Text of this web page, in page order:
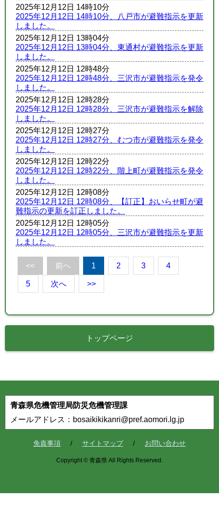
2025年12月12日 14時10分
2025年12月12日 14時10分、八戸市が避難指示を更新
しました。
2025年12月12日 13時04分
2025年12月12日 13時04分、東通村が避難指示を更新
しました。
2025年12月12日 12時48分
2025年12月12日 12時48分、三沢市が避難指示を発令
しました。
2025年12月12日 12時28分
2025年12月12日 12時28分、三沢市が避難指示を解除
しました。
2025年12月12日 12時27分
2025年12月12日 12時27分、むつ市が避難指示を発令
しました。
2025年12月12日 12時22分
2025年12月12日 12時22分、階上町が避難指示を発令
しました。
2025年12月12日 12時08分
2025年12月12日 12時08分、【訂正】おいらせ町が避
難指示の更新を訂正しました。
2025年12月12日 12時05分
2025年12月12日 12時05分、三沢市が避難指示を更新
しました。
<< 前へ 1 2 3 4
5 次へ >>
トップページ
青森県危機管理局防災危機管理課
メールアドレス：bosaikikikanri@pref.aomori.lg.jp
免責事項 サイトマップ お問い合わせ
Copyright © 青森県 All Rights Reserved.